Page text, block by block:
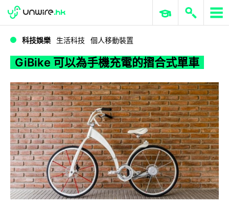
GiBike 可以為手機充電的摺合式單車
WWDC 2026 ERP 與商業 AI
科技娛樂 生活科技 個人移動裝置
GiBike 可以為手機充電的摺合式單車